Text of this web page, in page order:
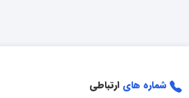
شماره های ارتباطی